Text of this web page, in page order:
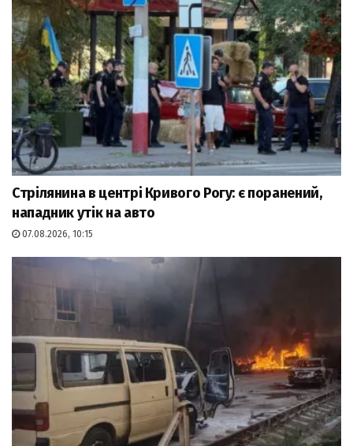
Стрілянина в центрі Кривого Рогу: є поранений,
нападник утік на авто
07.08.2026, 10:15